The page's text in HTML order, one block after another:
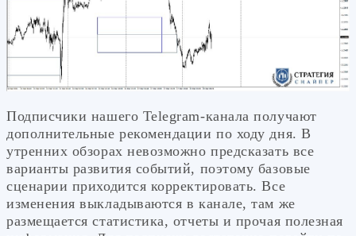
Подписчики нашего Telegram-канала получают
дополнительные рекомендации по ходу дня. В
утренних обзорах невозможно предсказать все
варианты развития событий, поэтому базовые
сценарии приходится корректировать. Все
изменения выкладываются в канале, там же
размещается статистика, отчеты и прочая полезная